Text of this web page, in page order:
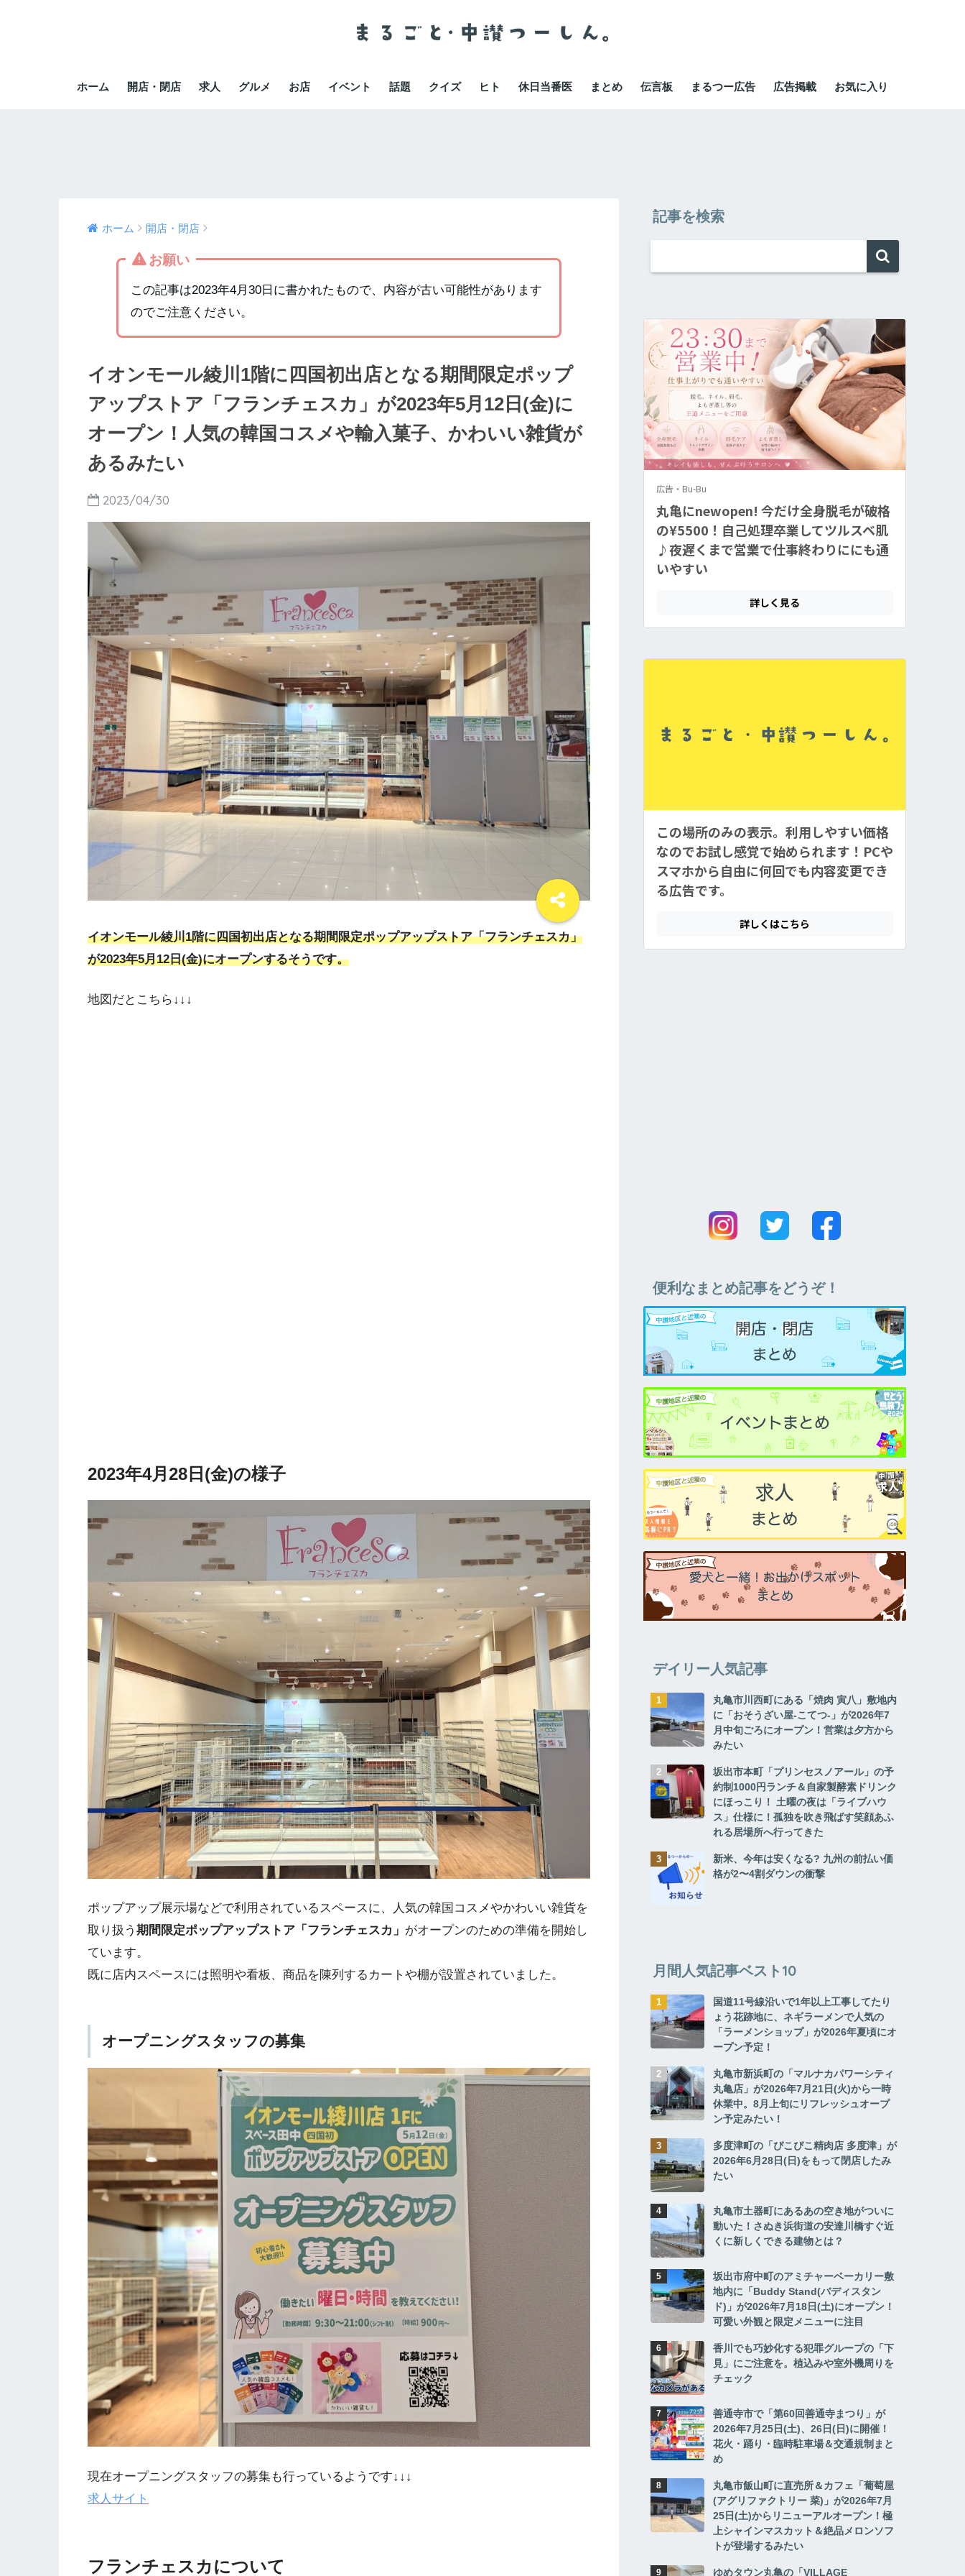
ホーム 開店・閉店 求人 グルメ お店 イベント 話題 クイズ ヒト 休日当番医 まとめ 伝言板 まるつー広告 広告掲載 お気に入り
ホーム 開店・閉店
お願い
この記事は2023年4月30日に書かれたもので、内容が古い可能性があります
のでご注意ください。
イオンモール綾川1階に四国初出店となる期間限定ポップ
アップストア「フランチェスカ」が2023年5月12日(金)に
オープン！人気の韓国コスメや輸入菓子、かわいい雑貨が
あるみたい
2023/04/30
イオンモール綾川1階に四国初出店となる期間限定ポップアップストア「フランチェスカ」
が2023年5月12日(金)にオープンするそうです。
地図だとこちら↓↓↓
2023年4月28日(金)の様子
ポップアップ展示場などで利用されているスペースに、人気の韓国コスメやかわいい雑貨を
取り扱う 期間限定ポップアップストア「フランチェスカ」 がオープンのための準備を開始し
ています。
既に店内スペースには照明や看板、商品を陳列するカートや棚が設置されていました。
オープニングスタッフの募集
現在オープニングスタッフの募集も行っているようです↓↓↓
求人サイト
フランチェスカについて
記事を検索
便利なまとめ記事をどうぞ！
デイリー人気記事
丸亀市川西町にある「焼肉 寅八」敷地内
に「おそうざい屋-こてつ-」が2026年7
月中旬ごろにオープン！営業は夕方から
みたい
坂出市本町「プリンセスノアール」の予
約制1000円ランチ＆自家製酵素ドリンク
にほっこり！ 土曜の夜は「ライブハウ
ス」仕様に！孤独を吹き飛ばす笑顔あふ
れる居場所へ行ってきた
新米、今年は安くなる? 九州の前払い価
格が2〜4割ダウンの衝撃
月間人気記事ベスト10
国道11号線沿いで1年以上工事してたり
ょう花跡地に、ネギラーメンで人気の
「ラーメンショップ」が2026年夏頃にオ
ープン予定！
丸亀市新浜町の「マルナカパワーシティ
丸亀店」が2026年7月21日(火)から一時
休業中。8月上旬にリフレッシュオープ
ン予定みたい！
多度津町の「ぴこぴこ精肉店 多度津」が
2026年6月28日(日)をもって閉店したみ
たい
丸亀市土器町にあるあの空き地がついに
動いた！さぬき浜街道の安達川橋すぐ近
くに新しくできる建物とは？
坂出市府中町のアミチャーベーカリー敷
地内に「Buddy Stand(バディスタン
ド)」が2026年7月18日(土)にオープン！
可愛い外観と限定メニューに注目
香川でも巧妙化する犯罪グループの「下
見」にご注意を。植込みや室外機周りを
チェック
善通寺市で「第60回善通寺まつり」が
2026年7月25日(土)、26日(日)に開催！
花火・踊り・臨時駐車場＆交通規制まと
め
丸亀市飯山町に直売所＆カフェ「葡萄屋
(アグリファクトリー 菜)」が2026年7月
25日(土)からリニューアルオープン！極
上シャインマスカット＆絶品メロンソフ
トが登場するみたい
ゆめタウン丸亀の「VILLAGE